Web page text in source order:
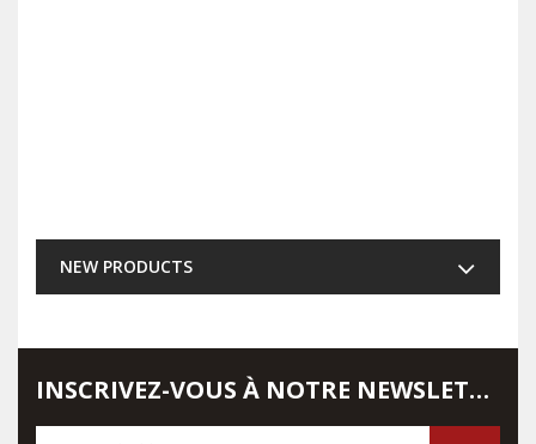
NEW PRODUCTS
INSCRIVEZ-VOUS À NOTRE NEWSLETTER